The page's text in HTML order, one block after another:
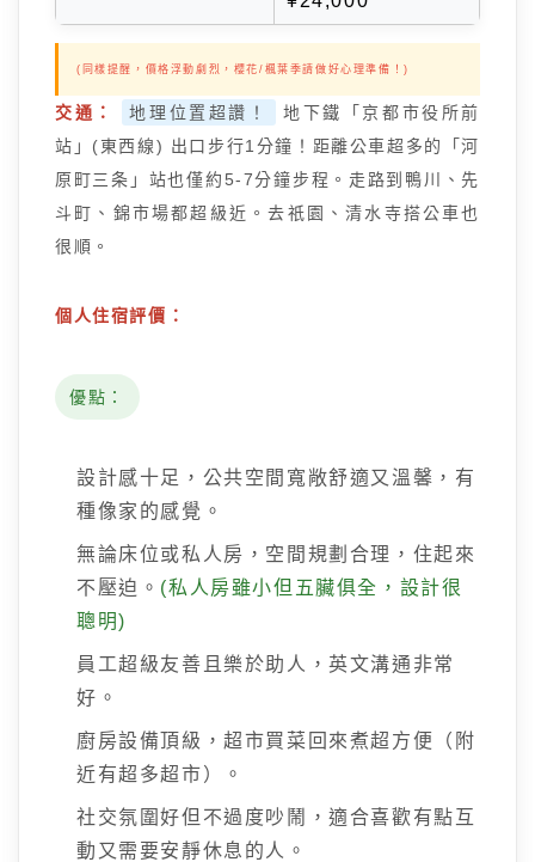
(同樣提醒，價格浮動劇烈，櫻花/楓葉季請做好心理準備！)
交通： 地理位置超讚！
地下鐵「京都市役所前
站」(東西線) 出口步行1分鐘！距離公車超多的「河
原町三条」站也僅約5-7分鐘步程。走路到鴨川、先
斗町、錦市場都超級近。去祇園、清水寺搭公車也
很順。
個人住宿評價：
優點：
設計感十足，公共空間寬敞舒適又溫馨，有
種像家的感覺。
無論床位或私人房，空間規劃合理，住起來
不壓迫。 (私人房雖小但五臟俱全，設計很
聰明)
員工超級友善且樂於助人，英文溝通非常
好。
廚房設備頂級，超市買菜回來煮超方便（附
近有超多超市）。
社交氛圍好但不過度吵鬧，適合喜歡有點互
動又需要安靜休息的人。